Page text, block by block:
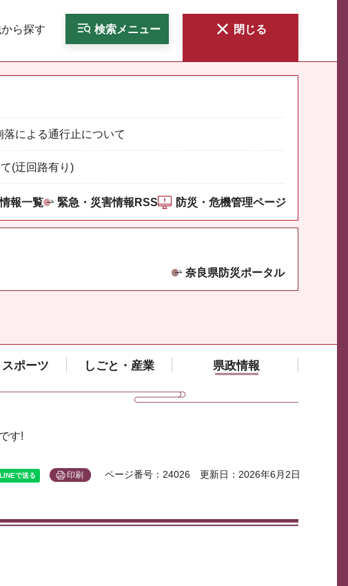
ら探す 検索メニュー 閉じる
による通行止について
(迂回路有り)
報一覧 緊急・災害情報RSS 防災・危機管理ページ
奈良県防災ポータル
ポーツ しごと・産業 県政情報
す!
印刷 ページ番号：24026 更新日：2026年6月2日